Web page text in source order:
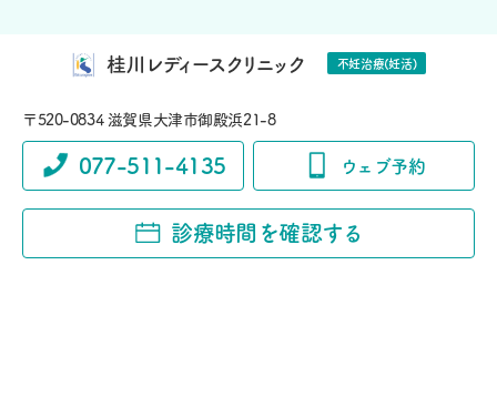
桂川レディースクリニック 不妊治療(妊活)
〒520-0834 滋賀県大津市御殿浜21-8
077-511-4135 ウェブ予約
診療時間を確認する